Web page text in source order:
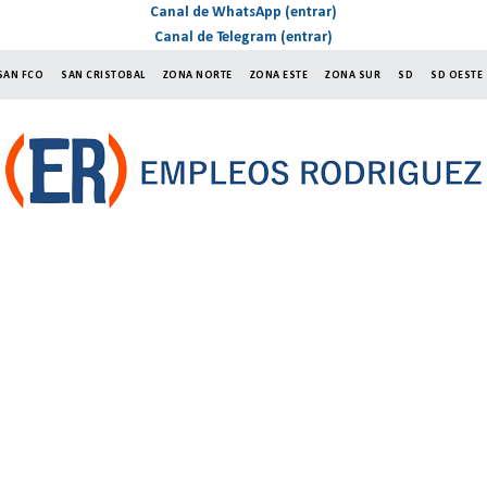
Canal de WhatsApp (entrar)
Canal de Telegram (entrar)
FCO SAN CRISTOBAL ZONA NORTE ZONA ESTE ZONA SUR SD SD OESTE